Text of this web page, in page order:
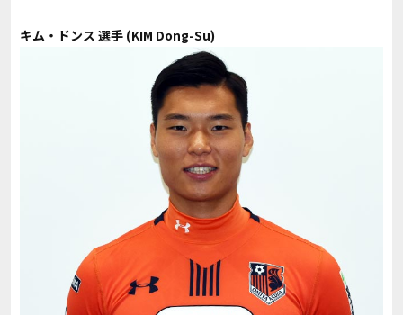
キム・ドンス 選手 (KIM Dong-Su)